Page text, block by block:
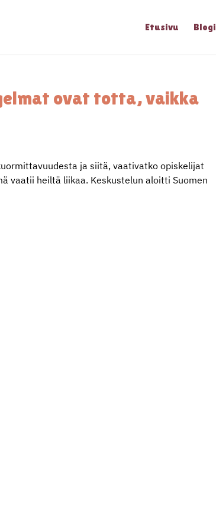
Etusivu Blogi
ovat totta, vaikka
ja siitä, vaativatko opiskelijat
vaatii heiltä liikaa. Keskustelun aloitti Suomen